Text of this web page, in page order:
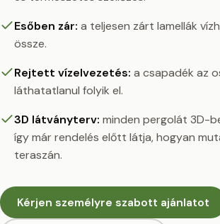
Esőben zár: a teljesen zárt lamellák
össze.
Rejtett vízelvezetés: a csapadék az
láthatatlanul folyik el.
3D látványterv: minden pergolát 3D-
így már rendelés előtt látja, hogyan
teraszán.
Kérjen személyre szabott ajánlatot